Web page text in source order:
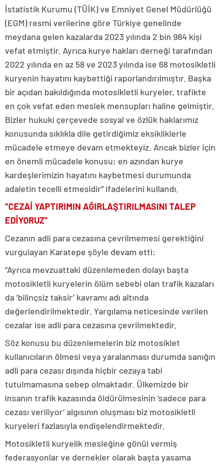
İstatistik Kurumu (TÜİK) ve Emniyet Genel Müdürlüğü
(EGM) resmi verilerine göre Türkiye genelinde
meydana gelen kazalarda 2023 yılında 2 bin 984 kişi
vefat etmiştir. Ayrıca kurye hakları derneği tarafından
2022 yılında en az 58 ve 2023 yılında ise 68 motosikletli
kuryenin hayatını kaybettiği raporlandırılmıştır. Başka
bir açıdan bakıldığında motosikletli kuryeler, trafikte
en çok vefat eden meslek mensupları haline gelmiştir.
Bizler hukuki çerçevede sosyal ve özlük haklarımız
konusunda sıklıkla dile getirdiğimiz eksikliklerle
mücadele etmeye devam etmekteyiz. Ancak bizler için
en önemli mücadele konusu; en azından kurye
kardeşlerimizin hayatını kaybetmesi durumunda
adaletin tecelli etmesidir” ifadelerini kullandı.
“CEZAİ YAPTIRIMIN AĞIRLAŞTIRILMASINI TALEP
EDİYORUZ”
Cezanın adli para cezasına çevrilmemesi gerektiğini
vurgulayan Karatepe şöyle devam etti:
“Ayrıca mevzuattaki düzenlemeden dolayı başta
motosikletli kuryelerin ölüm sebebi olan trafik kazaları
da ‘bilinçsiz taksir’ kavramı adı altında
değerlendirilmektedir. Yargılama neticesinde verilen
cezalar ise adli para cezasına çevrilmektedir.
Söz konusu bu düzenlemelerin biz motosiklet
kullanıcıların ölmesi veya yaralanması durumda sanığın
adli para cezası dışında hiçbir cezaya tabi
tutulmamasına sebep olmaktadır. Ülkemizde bir
insanın trafik kazasında öldürülmesinin ‘sadece para
cezası veriliyor’ algısının oluşması biz motosikletli
kuryeleri fazlasıyla endişelendirmektedir.
Motosikletli kuryelik mesleğine gönül vermiş
federasyonlar ve dernekler olarak başta yasama